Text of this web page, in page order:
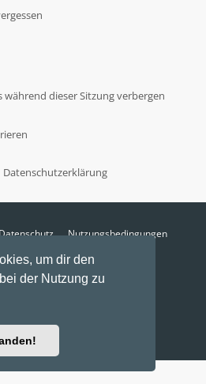
um dir den
der Nutzung zu
während dieser Sitzung verbergen
Datenschutzerklärung
Nutzungsbedingungen
sindUTC+02:00
6. August 2026, 21:41
Theme byGramziu